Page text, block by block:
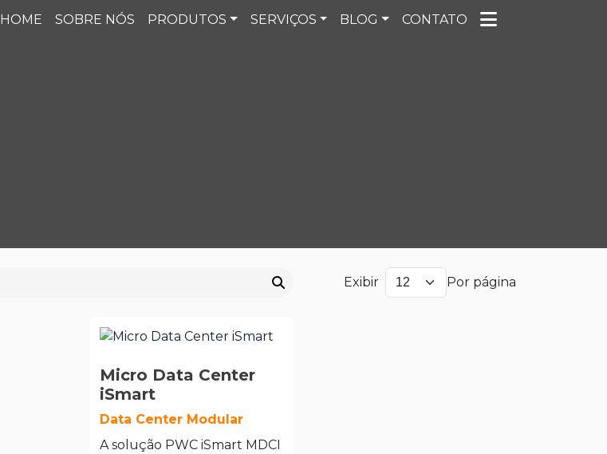
HOME SOBRE NÓS PRODUTOS SERVIÇOS BLOG CONTATO
Exibir Por página
Micro Data Center
iSmart
Data Center Modular
A solução PWC iSmart MDCI